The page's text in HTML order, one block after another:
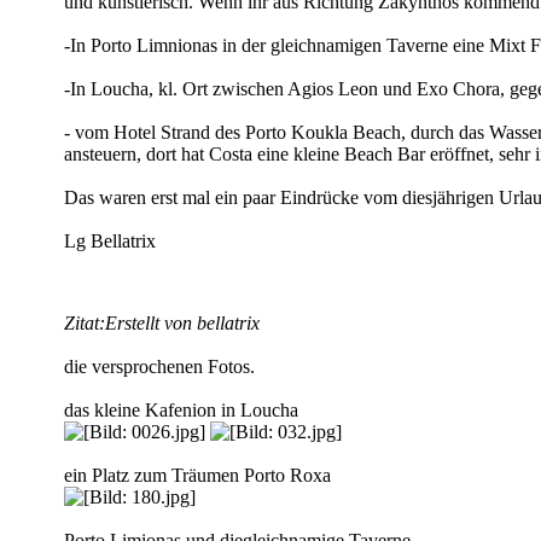
-In Porto Limnionas in der gleichnamigen Taverne eine Mixt
-In Loucha, kl. Ort zwischen Agios Leon und Exo Chora,
- vom Hotel Strand des Porto Koukla Beach, durch das
ansteuern, dort hat Costa eine kleine Beach Bar eröffnet,
Das waren erst mal ein paar Eindrücke vom diesjährigen
Lg Bellatrix
Zitat:Erstellt von bellatrix
die versprochenen Fotos.
das kleine Kafenion in Loucha
ein Platz zum Träumen Porto Roxa